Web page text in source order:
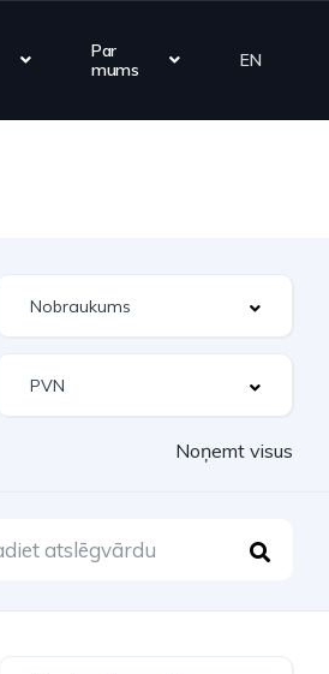
Par
mums
EN
Noņemt visus